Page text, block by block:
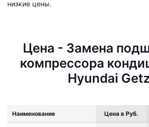
низкие цены.
Цена - Замена
компрессора
Hyundai
Наименование Цена в Руб.